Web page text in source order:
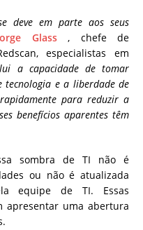
deve em parte aos seus
Glass, chefe de
especialistas em
a capacidade de tomar
tecnologia e a liberdade de
para reduzir a
benefícios aparentes têm
sombra de TI não é
ou não é atualizada
equipe de TI. Essas
apresentar uma abertura